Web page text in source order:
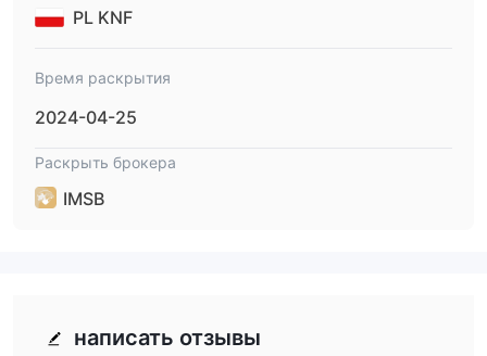
PL KNF
Время раскрытия
2024-04-25
Раскрыть брокера
IMSB
написать отзывы